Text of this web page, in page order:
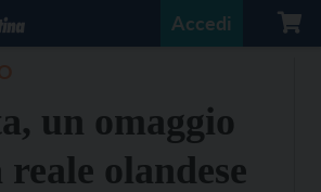
Accedi
un omaggio
reale olandese